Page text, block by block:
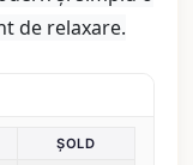
de relaxare.
ȘOLD